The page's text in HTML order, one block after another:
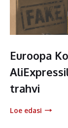
Euroopa
trahvi
Loe edasi